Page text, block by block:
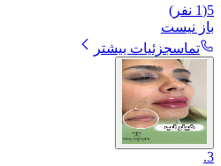
5
(
1 نفر)
باز نیست
تماسجزئیات بیشتر
3
.